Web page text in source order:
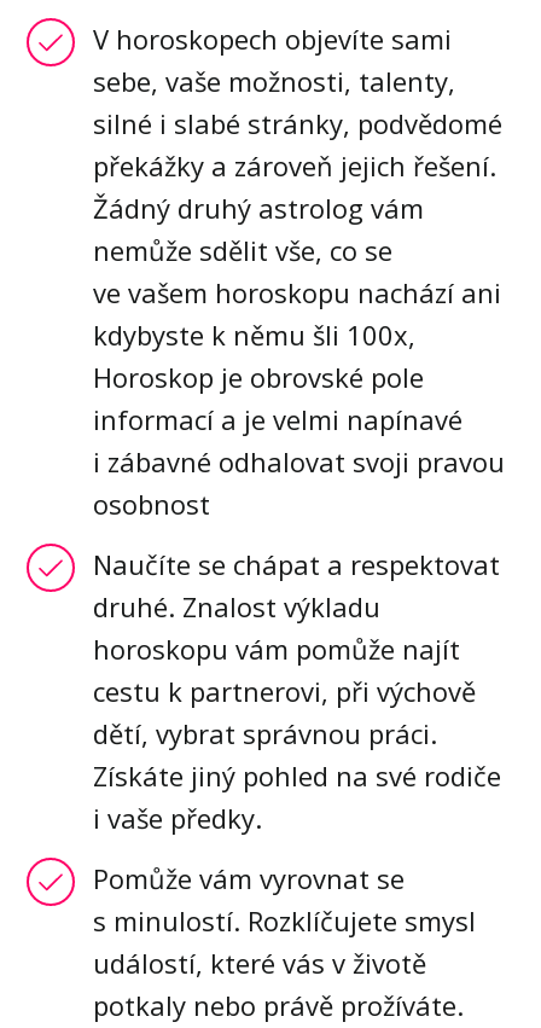
V horoskopech objevíte sami
sebe, vaše možnosti, talenty,
silné i slabé stránky, podvědomé
překážky a zároveň jejich řešení.
Žádný druhý astrolog vám
nemůže sdělit vše, co se
ve vašem horoskopu nachází ani
kdybyste k němu šli 100x,
Horoskop je obrovské pole
informací a je velmi napínavé
i zábavné odhalovat svoji pravou
osobnost
Naučíte se chápat a respektovat
druhé. Znalost výkladu
horoskopu vám pomůže najít
cestu k partnerovi, při výchově
dětí, vybrat správnou práci.
Získáte jiný pohled na své rodiče
i vaše předky.
Pomůže vám vyrovnat se
s minulostí. Rozklíčujete smysl
událostí, které vás v životě
potkaly nebo právě prožíváte.